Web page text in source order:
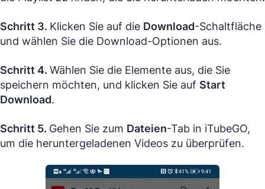
Schritt 3. Klicken Sie auf die Download-Schaltfläche
und wählen Sie die Download-Optionen aus.
Schritt 4. Wählen Sie die Elemente aus, die Sie
speichern möchten, und klicken Sie auf Start
Download.
Schritt 5. Gehen Sie zum Dateien-Tab in iTubeGO,
um die heruntergeladenen Videos zu überprüfen.